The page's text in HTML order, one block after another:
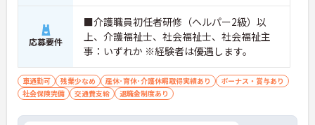
応募要件
■介護職員初任者研修（ヘルパー2級）以
上、介護福祉士、社会福祉士、社会福祉主
事：いずれか ※経験者は優遇します。
車通勤可 残業少なめ 産休･育休･介護休暇取得実績あり
ボーナス・賞与あり
社会保険完備
交通費支給 退職金制度あり